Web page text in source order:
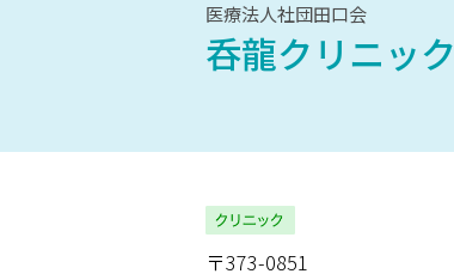
医療法人社団田口会
呑龍クリニック
〒373-0851